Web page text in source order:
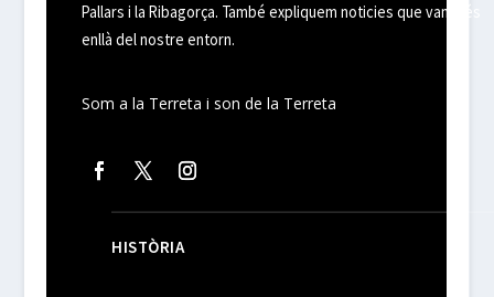
Pallars i la Ribagorça. També expliquem noticies que van més
enllà del nostre entorn.
Som a la Terreta i son de la Terreta
HISTÒRIA